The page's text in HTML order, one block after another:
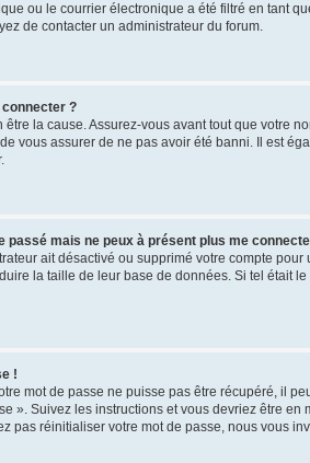
ou le courrier électronique a été filtré en tant
de contacter un administrateur du forum.
connecter ?
la cause. Assurez-vous avant tout que votre
vous assurer de ne pas avoir été banni. Il est
passé mais ne peux à présent plus me
ait désactivé ou supprimé votre compte
la taille de leur base de données. Si tel était
!
mot de passe ne puisse pas être récupéré, il
». Suivez les instructions et vous devriez être
pas réinitialiser votre mot de passe, nous vous